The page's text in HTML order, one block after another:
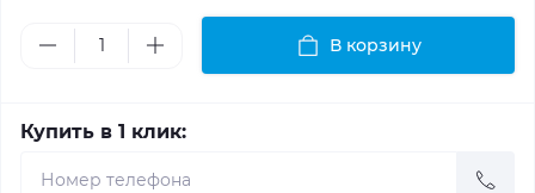
В корзину
Купить в 1 клик: